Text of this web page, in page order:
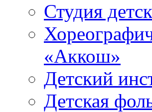
Студия
«Аккош»
Детский
Детская